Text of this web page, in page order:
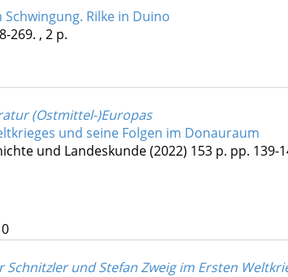
Schwingung. Rilke in Duino
269. , 2 p.
(Ostmittel-)Europas
und seine Folgen im Donauraum
und Landeskunde(2022) 153 p. pp. 139-
Schnitzler und Stefan Zweig im Ersten